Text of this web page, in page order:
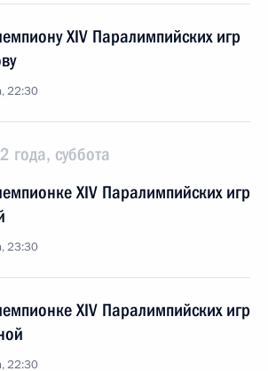
XIV Паралимпийских игр
22:30
года, суббота
XIV Паралимпийских игр
23:30
XIV Паралимпийских игр
22:30